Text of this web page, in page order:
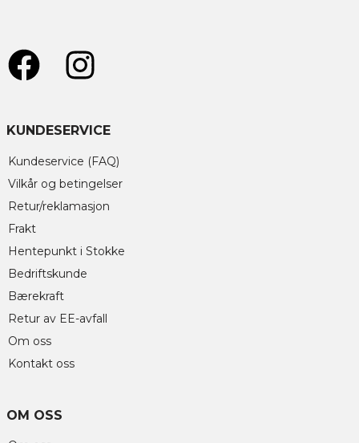
KUNDESERVICE
Kundeservice (FAQ)
Vilkår og betingelser
Retur/reklamasjon
Frakt
Hentepunkt i Stokke
Bedriftskunde
Bærekraft
Retur av EE-avfall
Om oss
Kontakt oss
OM OSS